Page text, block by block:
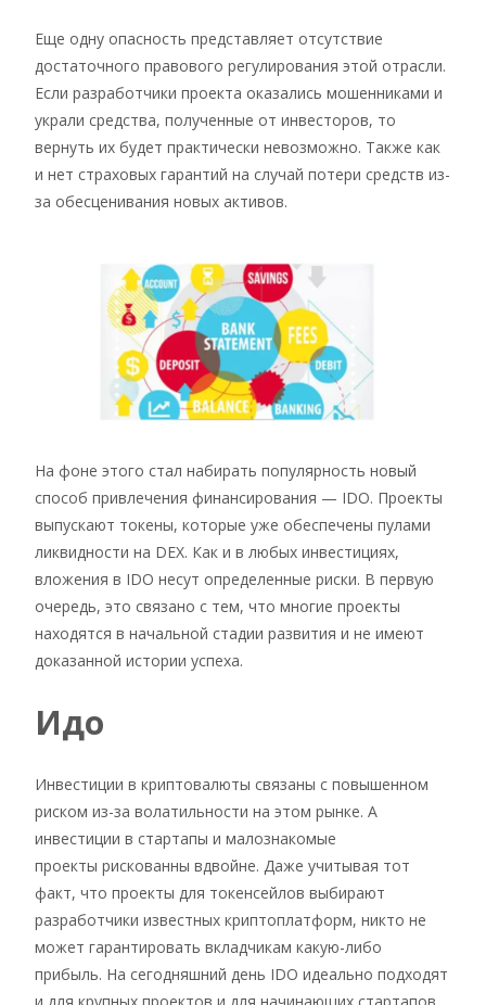
Еще одну опасность представляет отсутствие
достаточного правового регулирования этой отрасли.
Если разработчики проекта оказались мошенниками и
украли средства, полученные от инвесторов, то
вернуть их будет практически невозможно. Также как
и нет страховых гарантий на случай потери средств из-
за обесценивания новых активов.
На фоне этого стал набирать популярность новый
способ привлечения финансирования — IDO. Проекты
выпускают токены, которые уже обеспечены пулами
ликвидности на DEX. Как и в любых инвестициях,
вложения в IDO несут определенные риски. В первую
очередь, это связано с тем, что многие проекты
находятся в начальной стадии развития и не имеют
доказанной истории успеха.
Идо
Инвестиции в криптовалюты связаны с повышенном
риском из-за волатильности на этом рынке. А
инвестиции в стартапы и малознакомые
проекты рискованны вдвойне. Даже учитывая тот
факт, что проекты для токенсейлов выбирают
разработчики известных криптоплатформ, никто не
может гарантировать вкладчикам какую-либо
прибыль. На сегодняшний день IDO идеально подходят